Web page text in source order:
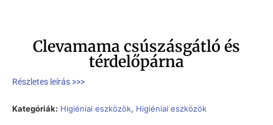
Clevamama csúszásgátló és
térdelőpárna
Részletes leírás >>>
Kategóriák: Higiéniai eszközök, Higiéniai eszközök